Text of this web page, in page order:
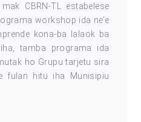
CBRN-TL estabelese
workshop ida ne’e
kona-ba lalaok ba
tamba programa ida
ho Grupu tarjetu sira
fulan hitu iha Munisipiu